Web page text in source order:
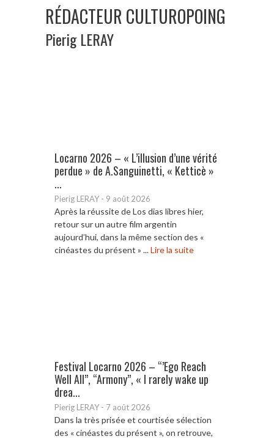
RÉDACTEUR CULTUROPOING
Pierig LERAY
Locarno 2026 – « L’illusion d’une vérité
perdue » de A.Sanguinetti, « Ketticè »
...
Pierig LERAY - 9 août 2026
Après la réussite de Los dias libres hier,
retour sur un autre film argentin
aujourd’hui, dans la même section des «
cinéastes du présent » ...Lire la suite
Festival Locarno 2026 – “’Ego Reach
Well All”, “Armony”, « I rarely wake up
drea...
Pierig LERAY - 7 août 2026
Dans la très prisée et courtisée sélection
des « cinéastes du présent », on retrouve,